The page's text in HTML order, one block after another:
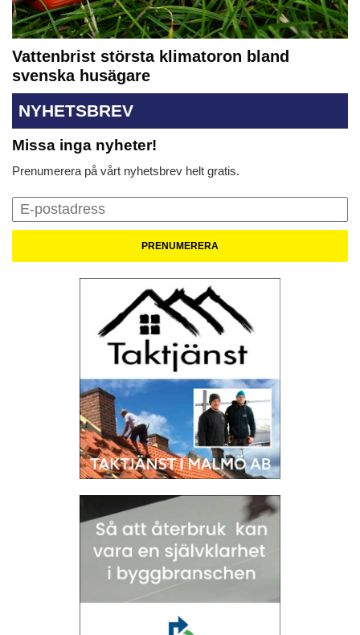
Vattenbrist största klimatoron bland
svenska husägare
NYHETSBREV
Missa inga nyheter!
Prenumerera på vårt nyhetsbrev helt gratis.